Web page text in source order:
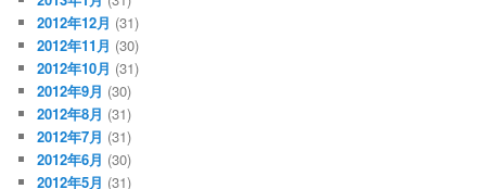
2012年12月 (31)
2012年11月 (30)
2012年10月 (31)
2012年9月 (30)
2012年8月 (31)
2012年7月 (31)
2012年6月 (30)
2012年5月 (31)